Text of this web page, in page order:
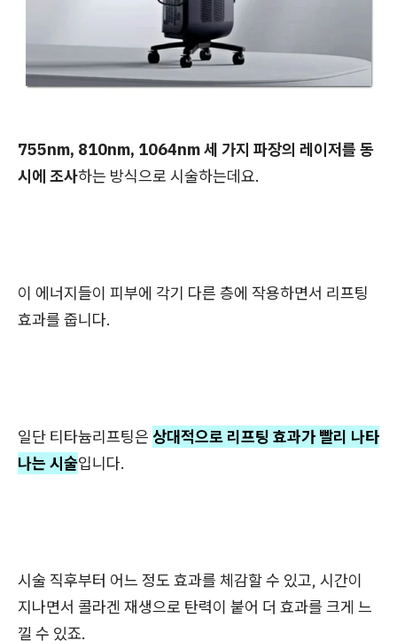
755nm, 810nm, 1064nm 세 가지 파장의 레이저를 동
시에 조사하는 방식으로 시술하는데요.
이 에너지들이 피부에 각기 다른 층에 작용하면서 리프팅
효과를 줍니다.
일단 티타늄리프팅은 상대적으로 리프팅 효과가 빨리 나타
나는 시술입니다.
시술 직후부터 어느 정도 효과를 체감할 수 있고, 시간이
지나면서 콜라겐 재생으로 탄력이 붙어 더 효과를 크게 느
낄 수 있죠.